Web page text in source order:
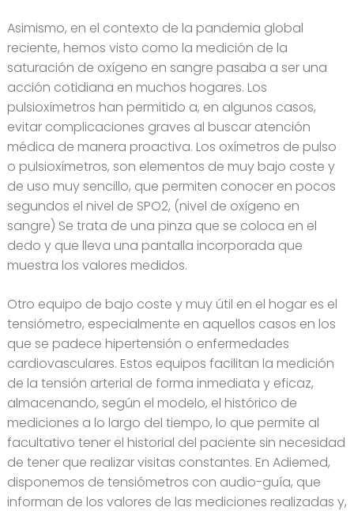
Asimismo, en el contexto de la pandemia global
reciente, hemos visto como la medición de la
saturación de oxígeno en sangre pasaba a ser una
acción cotidiana en muchos hogares. Los
pulsioxímetros han permitido a, en algunos casos,
evitar complicaciones graves al buscar atención
médica de manera proactiva. Los oxímetros de pulso
o pulsioxímetros, son elementos de muy bajo coste y
de uso muy sencillo, que permiten conocer en pocos
segundos el nivel de SPO2, (nivel de oxígeno en
sangre) Se trata de una pinza que se coloca en el
dedo y que lleva una pantalla incorporada que
muestra los valores medidos.
Otro equipo de bajo coste y muy útil en el hogar es el
tensiómetro, especialmente en aquellos casos en los
que se padece hipertensión o enfermedades
cardiovasculares. Estos equipos facilitan la medición
de la tensión arterial de forma inmediata y eficaz,
almacenando, según el modelo, el histórico de
mediciones a lo largo del tiempo, lo que permite al
facultativo tener el historial del paciente sin necesidad
de tener que realizar visitas constantes. En Adiemed,
disponemos de tensiómetros con audio-guía, que
informan de los valores de las mediciones realizadas y,